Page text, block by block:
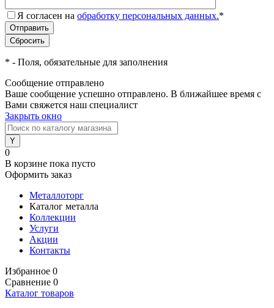
Я согласен на обработку персональных данных.*
* - Поля, обязательные для заполнения
Сообщение отправлено
Ваше сообщение успешно отправлено. В ближайшее время с
Вами свяжется наш специалист
Закрыть окно
0
В корзине пока пусто
Оформить заказ
Металлоторг
Каталог металла
Коллекции
Услуги
Акции
Контакты
Избранное 0
Сравнение 0
Каталог товаров